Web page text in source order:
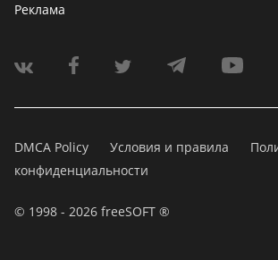
Реклама
DMCA Policy Условия и правила
конфиденциальности
© 1998 - 2026 freeSOFT ®